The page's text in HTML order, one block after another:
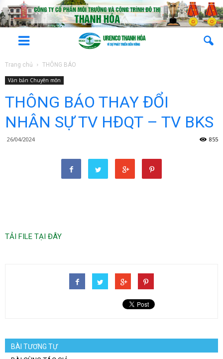
Trang chủ THÔNG BÁO
Văn bản Chuyên môn
THÔNG BÁO THAY ĐỔI
NHÂN SỰ TV HĐQT – TV BKS
26/04/2024 855
TẢI FILE TẠI ĐÂY
BÀI TƯƠNG TỰ